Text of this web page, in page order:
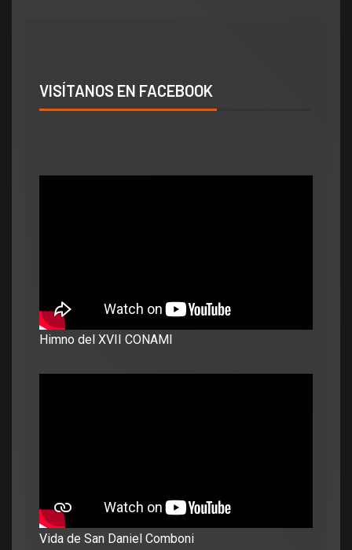
VISÍTANOS EN FACEBOOK
Himno del XVII CONAMI
Vida de San Daniel Comboni